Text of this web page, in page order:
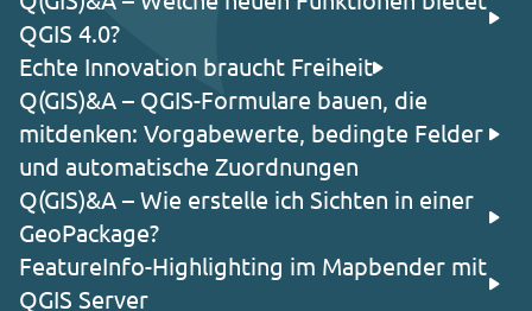
QGIS 4.0?
Echte Innovation braucht Freiheit
Q(GIS)&A – QGIS-Formulare bauen, die
mitdenken: Vorgabewerte, bedingte Felder
und automatische Zuordnungen
Q(GIS)&A – Wie erstelle ich Sichten in einer
GeoPackage?
FeatureInfo-Highlighting im Mapbender mit
QGIS Server